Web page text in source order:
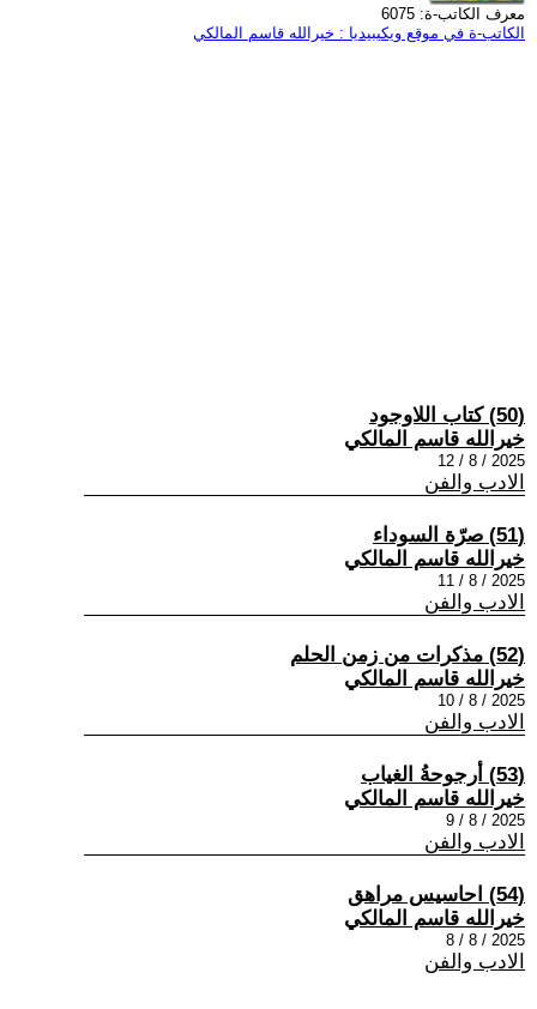
معرف الكاتب-ة: 6075
الكاتب-ة في موقع ويكيبيديا : خيرالله قاسم المالكي
(50) كتاب اللاوجود
خيرالله قاسم المالكي
2025 / 8 / 12
الادب والفن
(51) صرّة السوداء
خيرالله قاسم المالكي
2025 / 8 / 11
الادب والفن
(52) مذكرات من زمن الحلم
خيرالله قاسم المالكي
2025 / 8 / 10
الادب والفن
(53) أرجوحةُ الغياب
خيرالله قاسم المالكي
2025 / 8 / 9
الادب والفن
(54) احاسيس مراهق
خيرالله قاسم المالكي
2025 / 8 / 8
الادب والفن